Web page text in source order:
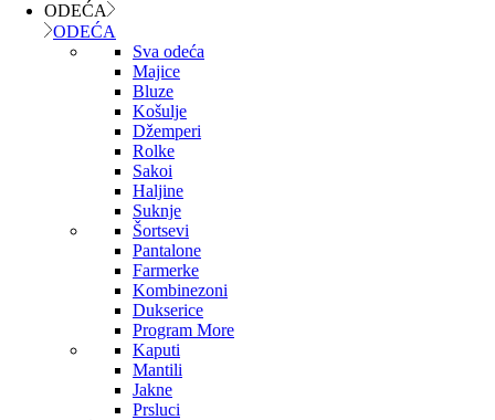
ODEĆA
ODEĆA
Sva odeća
Majice
Bluze
Košulje
Džemperi
Rolke
Sakoi
Haljine
Suknje
Šortsevi
Pantalone
Farmerke
Kombinezoni
Dukserice
Program More
Kaputi
Mantili
Jakne
Prsluci